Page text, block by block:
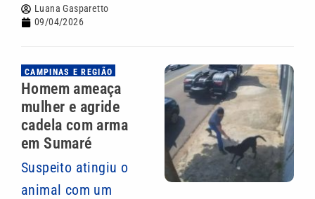
Luana Gasparetto
09/04/2026
CAMPINAS E REGIÃO
Homem ameaça
mulher e agride
cadela com arma
em Sumaré
Suspeito atingiu o
animal com um